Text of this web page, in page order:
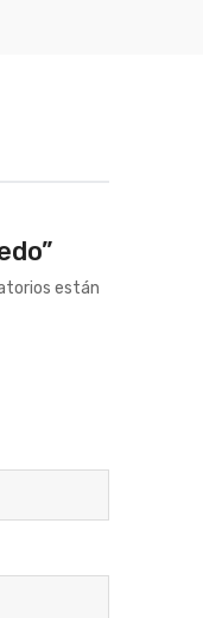
están